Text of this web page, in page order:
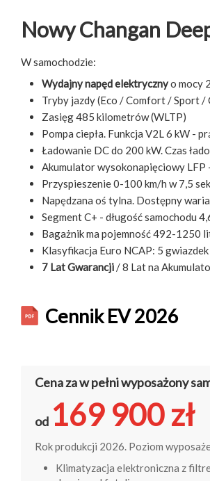
Nowy Changan
W samochodzie:
Wydajny napęd elektrycznyo mocy
Tryby jazdy (Eco / Comfort / Sport /
Zasięg 485 kilometrów (WLTP)
Pompa ciepła. Funkcja V2L 6 kW -
Ładowanie DC do 200 kW. Czas
Akumulator wysokonapięciowy
Przyspieszenie 0-100 km/h w 7,5
Napędzana oś tylna. Dostępny
Segment C+ - długość samochodu
Bagażnik ma pojemność 492-1250
Klasyfikacja Euro NCAP: 5 gwiazdek
7 Lat Gwarancji/ 8 Lat na
Cennik EV 2026
Cena za w pełni wyposażony
od 169 900 zł
Rok produkcji 2026. Poziom
Klimatyzacja elektroniczna z